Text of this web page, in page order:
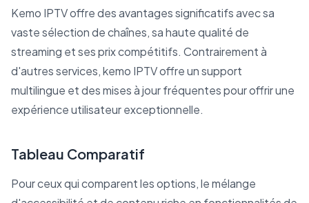
Kemo IPTV offre des avantages significatifs avec sa
vaste sélection de chaînes, sa haute qualité de
streaming et ses prix compétitifs. Contrairement à
d'autres services, kemo IPTV offre un support
multilingue et des mises à jour fréquentes pour offrir une
expérience utilisateur exceptionnelle.
Tableau Comparatif
Pour ceux qui comparent les options, le mélange